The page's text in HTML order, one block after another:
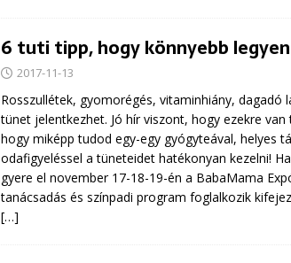
6 tuti tipp, hogy könnyebb
2017-11-13
Rosszullétek, gyomorégés, vitaminhiány,
tünet jelentkezhet. Jó hír viszont, hogy ezekre
hogy miképp tudod egy-egy gyógyteával, helyes
odafigyeléssel a tüneteidet hatékonyan kezelni!
gyere el november 17-18-19-én a BabaMama
tanácsadás és színpadi program foglalkozik
[…]